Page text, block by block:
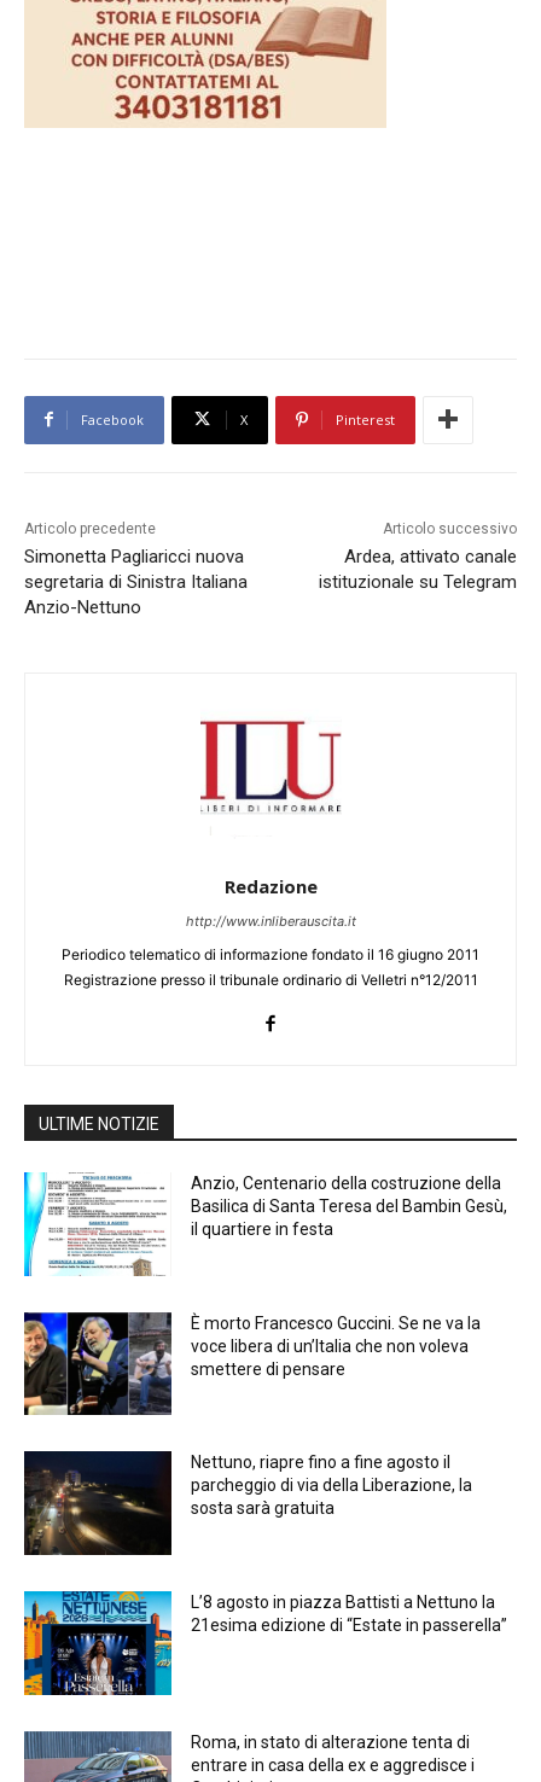
Facebook X Pinterest
Articolo precedente
Simonetta Pagliaricci nuova
segretaria di Sinistra Italiana
Anzio-Nettuno
Articolo successivo
Ardea, attivato canale
istituzionale su Telegram
Redazione
http://www.inliberauscita.it
Periodico telematico di informazione fondato il 16 giugno 2011
Registrazione presso il tribunale ordinario di Velletri n°12/2011
ULTIME NOTIZIE
Anzio, Centenario della costruzione della
Basilica di Santa Teresa del Bambin Gesù,
il quartiere in festa
È morto Francesco Guccini. Se ne va la
voce libera di un’Italia che non voleva
smettere di pensare
Nettuno, riapre fino a fine agosto il
parcheggio di via della Liberazione, la
sosta sarà gratuita
L’8 agosto in piazza Battisti a Nettuno la
21esima edizione di “Estate in passerella”
Roma, in stato di alterazione tenta di
entrare in casa della ex e aggredisce i